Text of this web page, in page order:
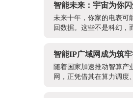
智能未来：宇宙为你
未来十年，你家的电表可
回数据。这些不是科幻，
智能IP广域网成为筑
随着国家加速推动智算产
网，正凭借其在算力调度